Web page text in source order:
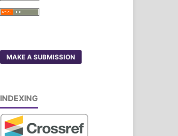
MAKE A SUBMISSION
INDEXING